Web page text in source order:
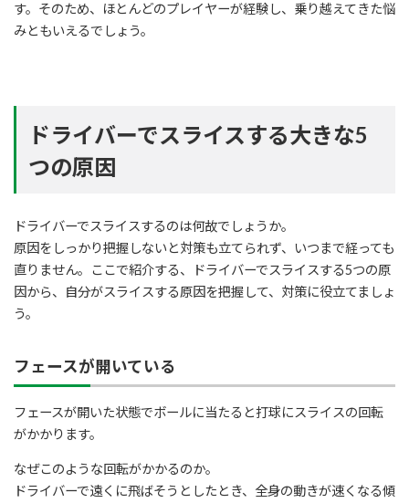
す。そのため、ほとんどのプレイヤーが経験し、乗り越えてきた悩
みともいえるでしょう。
ドライバーでスライスする大きな5
つの原因
ドライバーでスライスするのは何故でしょうか。
原因をしっかり把握しないと対策も立てられず、いつまで経っても
直りません。ここで紹介する、ドライバーでスライスする5つの原
因から、自分がスライスする原因を把握して、対策に役立てましょ
う。
フェースが開いている
フェースが開いた状態でボールに当たると打球にスライスの回転
がかかります。
なぜこのような回転がかかるのか。
ドライバーで遠くに飛ばそうとしたとき、全身の動きが速くなる傾